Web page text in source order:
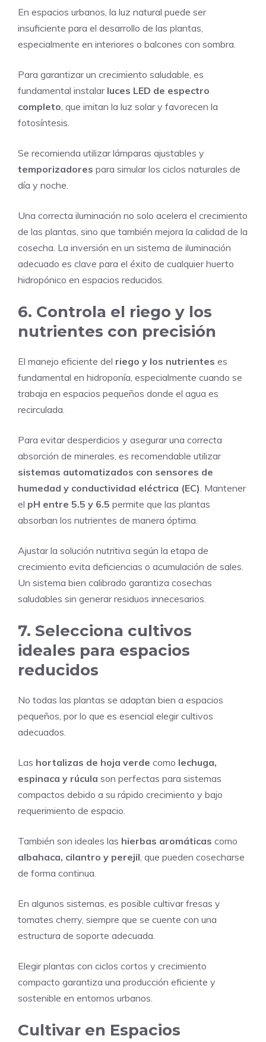
En espacios urbanos, la luz natural puede ser
insuficiente para el desarrollo de las plantas,
especialmente en interiores o balcones con sombra.
Para garantizar un crecimiento saludable, es
fundamental instalar luces LED de espectro
completo , que imitan la luz solar y favorecen la
fotosíntesis.
Se recomienda utilizar lámparas ajustables y
temporizadores para simular los ciclos naturales de
día y noche.
Una correcta iluminación no solo acelera el crecimiento
de las plantas, sino que también mejora la calidad de la
cosecha. La inversión en un sistema de iluminación
adecuado es clave para el éxito de cualquier huerto
hidropónico en espacios reducidos.
6. Controla el riego y los
nutrientes con precisión
El manejo eficiente del riego y los nutrientes es
fundamental en hidroponía, especialmente cuando se
trabaja en espacios pequeños donde el agua es
recirculada.
Para evitar desperdicios y asegurar una correcta
absorción de minerales, es recomendable utilizar
sistemas automatizados con sensores de
humedad y conductividad eléctrica (EC) . Mantener
el pH entre 5.5 y 6.5 permite que las plantas
absorban los nutrientes de manera óptima.
Ajustar la solución nutritiva según la etapa de
crecimiento evita deficiencias o acumulación de sales.
Un sistema bien calibrado garantiza cosechas
saludables sin generar residuos innecesarios.
7. Selecciona cultivos
ideales para espacios
reducidos
No todas las plantas se adaptan bien a espacios
pequeños, por lo que es esencial elegir cultivos
adecuados.
Las hortalizas de hoja verde como lechuga,
espinaca y rúcula son perfectas para sistemas
compactos debido a su rápido crecimiento y bajo
requerimiento de espacio.
También son ideales las hierbas aromáticas como
albahaca, cilantro y perejil , que pueden cosecharse
de forma continua.
En algunos sistemas, es posible cultivar fresas y
tomates cherry, siempre que se cuente con una
estructura de soporte adecuada.
Elegir plantas con ciclos cortos y crecimiento
compacto garantiza una producción eficiente y
sostenible en entornos urbanos.
Cultivar en Espacios